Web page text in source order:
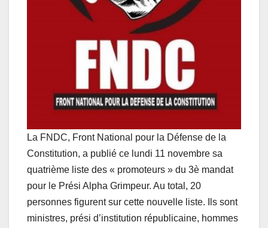
La FNDC, Front National pour la Défense de la
Constitution, a publié ce lundi 11 novembre sa
quatrième liste des « promoteurs » du 3è mandat
pour le Prési Alpha Grimpeur. Au total, 20
personnes figurent sur cette nouvelle liste. Ils sont
ministres, prési d’institution républicaine, hommes